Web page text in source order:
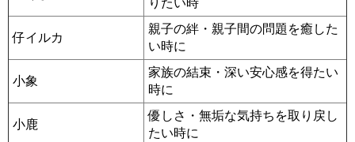
りたい時
仔イルカ
親子の絆・親子間の問題を癒した
い時に
小象
家族の結束・深い安心感を得たい
時に
小鹿
優しさ・無垢な気持ちを取り戻し
たい時に